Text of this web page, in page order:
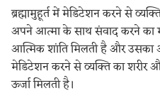
ब्रह्मामुहूर्त में मेडिटेशन करने से
अपने आत्मा के साथ संवाद करने का
आत्मिक शांति मिलती है और उसका
मेडिटेशन करने से व्यक्ति का शरीर
ऊर्जा मिलती है।